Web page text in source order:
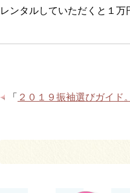
レンタルしていただくと１万
「 ２０１９振袖選びガイド。